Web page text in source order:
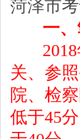
菏泽市
一
关、参
院、检
低于45